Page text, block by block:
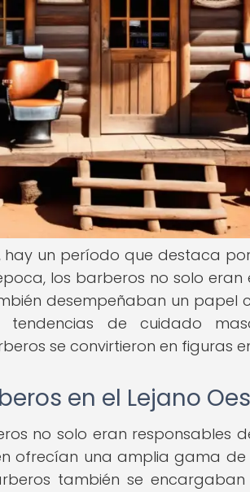
un período que destaca
los barberos no solo
desempeñaban un papel
tendencias de cuidado
se convirtieron en figuras
en el Lejano
no solo eran responsables
ofrecían una amplia gama de
también se